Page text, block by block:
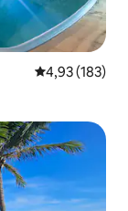
Prosječna
4,93 (183)